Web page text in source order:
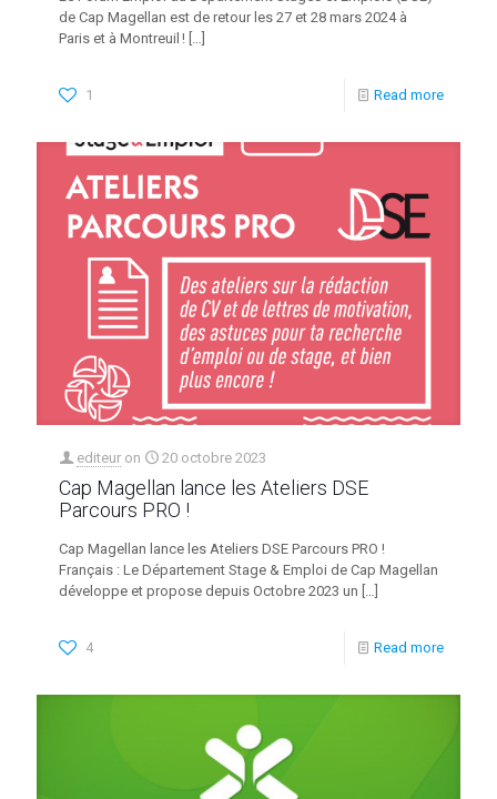
de Cap Magellan est de retour les 27 et 28 mars 2024 à
Paris et à Montreuil ! […]
1 Read more
editeur on 20 octobre 2023
Cap Magellan lance les Ateliers DSE
Parcours PRO !
Cap Magellan lance les Ateliers DSE Parcours PRO !
Français : Le Département Stage & Emploi de Cap Magellan
développe et propose depuis Octobre 2023 un
4 Read more